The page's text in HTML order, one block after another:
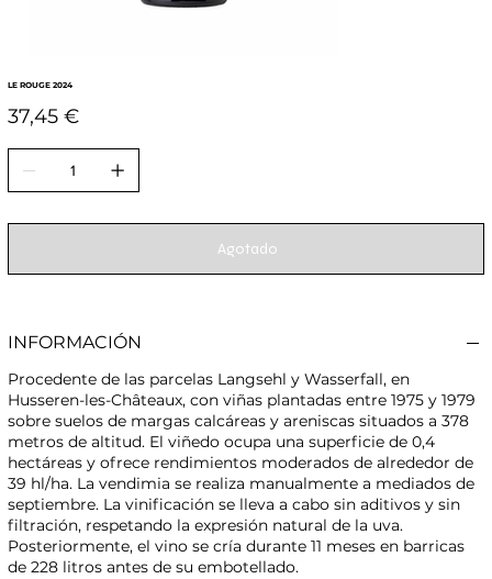
LE ROUGE 2024
Precio
37,45 €
Agotado
INFORMACIÓN
Procedente de las parcelas Langsehl y Wasserfall, en
Husseren-les-Châteaux, con viñas plantadas entre 1975 y 1979
sobre suelos de margas calcáreas y areniscas situados a 378
metros de altitud. El viñedo ocupa una superficie de 0,4
hectáreas y ofrece rendimientos moderados de alrededor de
39 hl/ha. La vendimia se realiza manualmente a mediados de
septiembre. La vinificación se lleva a cabo sin aditivos y sin
filtración, respetando la expresión natural de la uva.
Posteriormente, el vino se cría durante 11 meses en barricas
de 228 litros antes de su embotellado.